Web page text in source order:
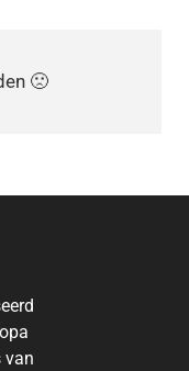
🙁
van